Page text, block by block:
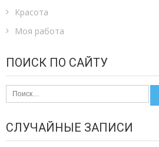
Красота
Моя работа
ПОИСК ПО САЙТУ
Найти:
СЛУЧАЙНЫЕ ЗАПИСИ